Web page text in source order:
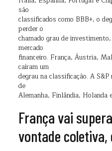
são
classificados como BBB+, o
perder o
chamado grau de
mercado
financeiro. França, Áustria,
caíram um
degrau na classificação. A
de
Alemanha, Finlândia, Holanda
França vai
vontade